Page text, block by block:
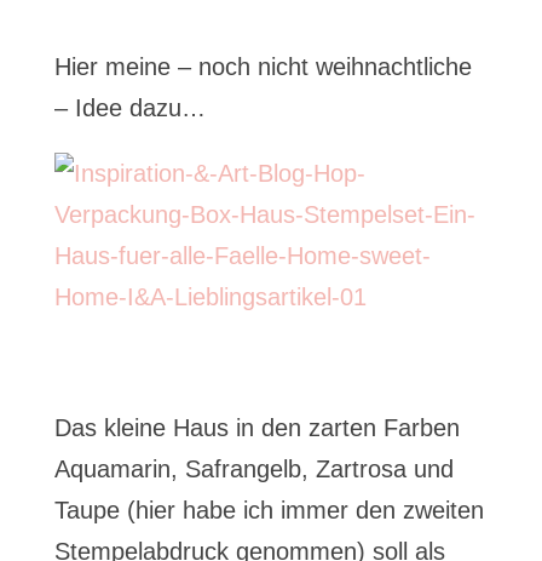
Hier meine – noch nicht weihnachtliche
– Idee dazu…
Das kleine Haus in den zarten Farben
Aquamarin, Safrangelb, Zartrosa und
Taupe (hier habe ich immer den zweiten
Stempelabdruck genommen) soll als